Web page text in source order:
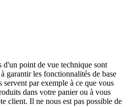
d'un point de vue technique sont
garantir les fonctionnalités de base
servent par exemple à ce que vous
dans votre panier ou à vous
client. Il ne nous est pas possible de